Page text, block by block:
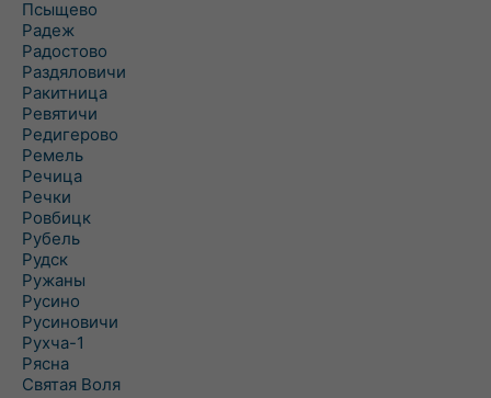
Псыщево
Радеж
Радостово
Раздяловичи
Ракитница
Ревятичи
Редигерово
Ремель
Речица
Речки
Ровбицк
Рубель
Рудск
Ружаны
Русино
Русиновичи
Рухча-1
Рясна
Святая Воля